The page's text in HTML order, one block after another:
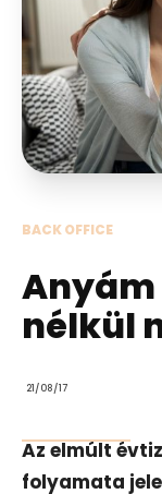
BACK OFFICE
Anyám
nélkül
21/08/17
Az elmúlt
folyamata